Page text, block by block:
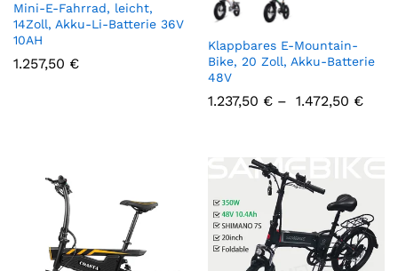
Mini-E-Fahrrad, leicht,
14Zoll, Akku-Li-Batterie 36V
10AH
1.257,50 €
Klappbares E-Mountain-
Bike, 20 Zoll, Akku-Batterie
48V
1.237,50 € – 1.472,50 €